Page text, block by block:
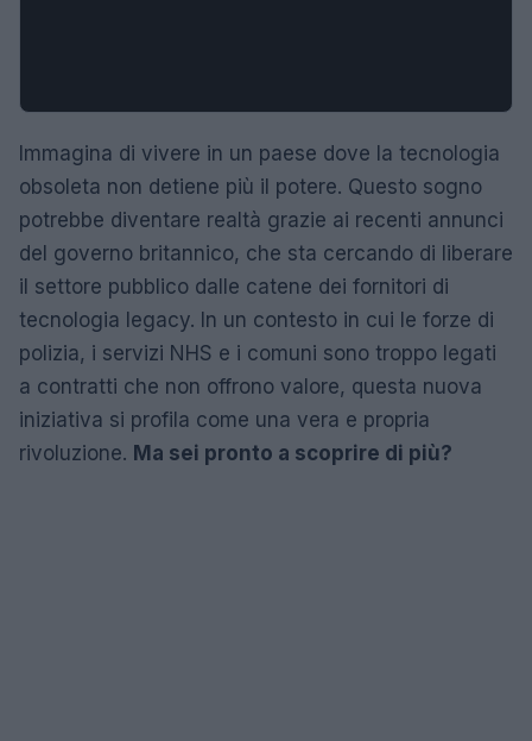
Immagina di vivere in un paese dove la tecnologia
obsoleta non detiene più il potere. Questo sogno
potrebbe diventare realtà grazie ai recenti annunci
del governo britannico, che sta cercando di liberare
il settore pubblico dalle catene dei fornitori di
tecnologia legacy. In un contesto in cui le forze di
polizia, i servizi NHS e i comuni sono troppo legati
a contratti che non offrono valore, questa nuova
iniziativa si profila come una vera e propria
rivoluzione. Ma sei pronto a scoprire di più?